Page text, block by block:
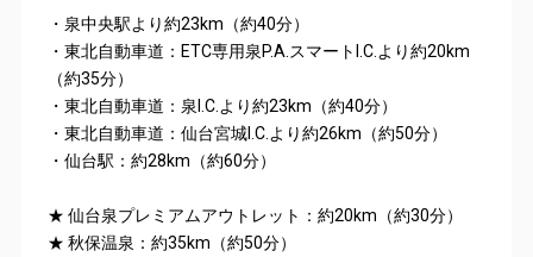
・泉中央駅より約23km（約40分）
・東北自動車道：ETC専用泉P.A.スマートI.C.より約20km
（約35分）
・東北自動車道：泉I.C.より約23km（約40分）
・東北自動車道：仙台宮城I.C.より約26km（約50分）
・仙台駅：約28km（約60分）
★ 仙台泉プレミアムアウトレット：約20km（約30分）
★ 秋保温泉：約35km（約50分）